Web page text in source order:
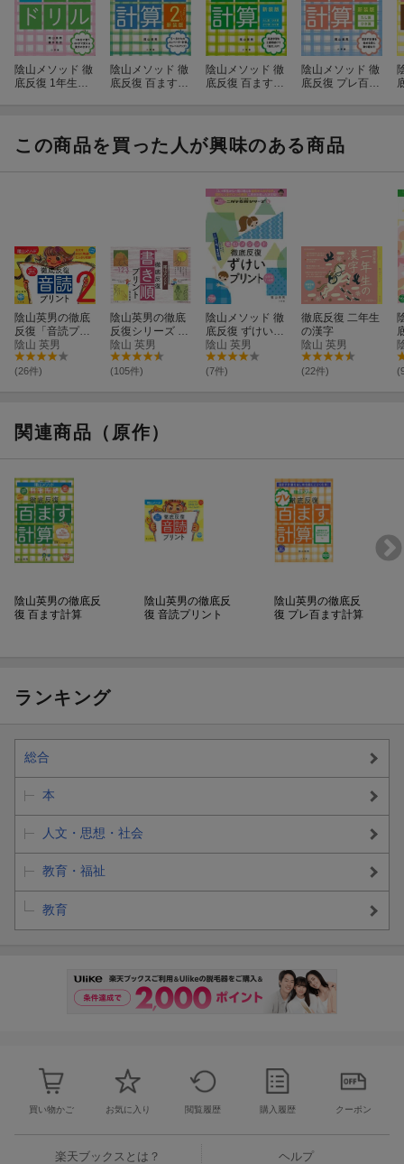
陰山メソッド 徹
底反復 1年生の
陰山メソッド 徹
底反復 百ます計
陰山メソッド 徹
底反復 百ます計
陰山メソッド 徹
底反復 プレ百ま
この商品を買った人が興味のある商品
陰山英男の徹底
反復「音読プリ
ント2」
陰山 英男
(26件)
陰山英男の徹底
反復シリーズ 徹
底反復「新・書
き順プリント」
1・2・3年
陰山 英男
(105件)
陰山メソッド 徹
底反復 ずけいプ
リント 小学校
1〜6年
陰山 英男
(7件)
徹底反復 二年生
の漢字
陰山 英男
(22件)
関連商品（原作）
陰山英男の徹底反
復 百ます計算
陰山英男の徹底反
復 音読プリント
陰山英男の徹底反
復 プレ百ます計算
ランキング
総合
本
人文・思想・社会
教育・福祉
教育
買い物かご お気に入り 閲覧履歴 購入履歴 クーポン
楽天ブックスとは？ ヘルプ